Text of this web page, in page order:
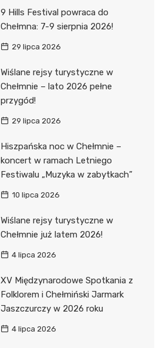
9 Hills Festival powraca do
Chełmna: 7-9 sierpnia 2026!
29 lipca 2026
Wiślane rejsy turystyczne w
Chełmnie – lato 2026 pełne
przygód!
29 lipca 2026
Hiszpańska noc w Chełmnie –
koncert w ramach Letniego
Festiwalu „Muzyka w zabytkach”
10 lipca 2026
Wiślane rejsy turystyczne w
Chełmnie już latem 2026!
4 lipca 2026
XV Międzynarodowe Spotkania z
Folklorem i Chełmiński Jarmark
Jaszczurczy w 2026 roku
4 lipca 2026